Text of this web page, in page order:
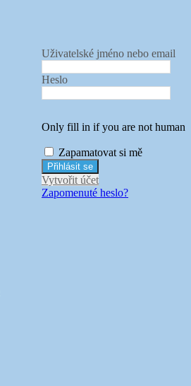
Uživatelské jméno nebo email
Heslo
Only fill in if you are not human
Zapamatovat si mě
Vytvořit účet
Zapomenuté heslo?